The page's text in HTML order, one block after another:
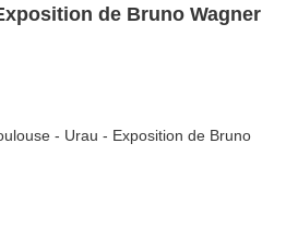
de Bruno Wagner